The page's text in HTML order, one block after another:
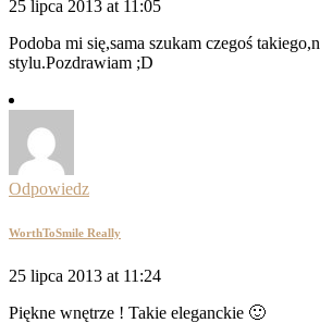
25 lipca 2013 at 11:05
Podoba mi się,sama szukam czegoś
stylu.Pozdrawiam ;D
Odpowiedz
WorthToSmile Really
25 lipca 2013 at 11:24
Piękne wnętrze ! Takie eleganckie 🙂